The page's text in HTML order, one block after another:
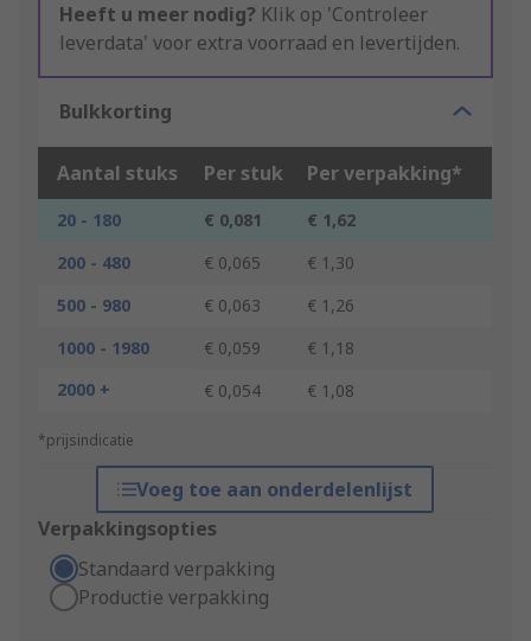
Heeft u meer nodig? Klik op 'Controleer
leverdata' voor extra voorraad en levertijden.
Bulkkorting
Aantal stuks Per stuk Per verpakking*
20 - 180 € 0,081
€ 1,62
200 - 480
€ 0,065
€ 1,30
500 - 980
€ 0,063
€ 1,26
1000 - 1980
€ 0,059
€ 1,18
2000 +
€ 0,054 € 1,08
*prijsindicatie
Voeg toe aan onderdelenlijst
Verpakkingsopties
Standaard verpakking
Productie verpakking